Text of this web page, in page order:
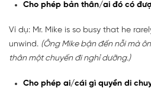
Cho phép bản thân/ai đó có
Ví dụ: Mr. Mike is so busy that he
unwind. (Ông Mike bận đến nỗi mà
thân một chuyến đi nghỉ dưỡng.)
Cho phép ai/cái gì quyền di